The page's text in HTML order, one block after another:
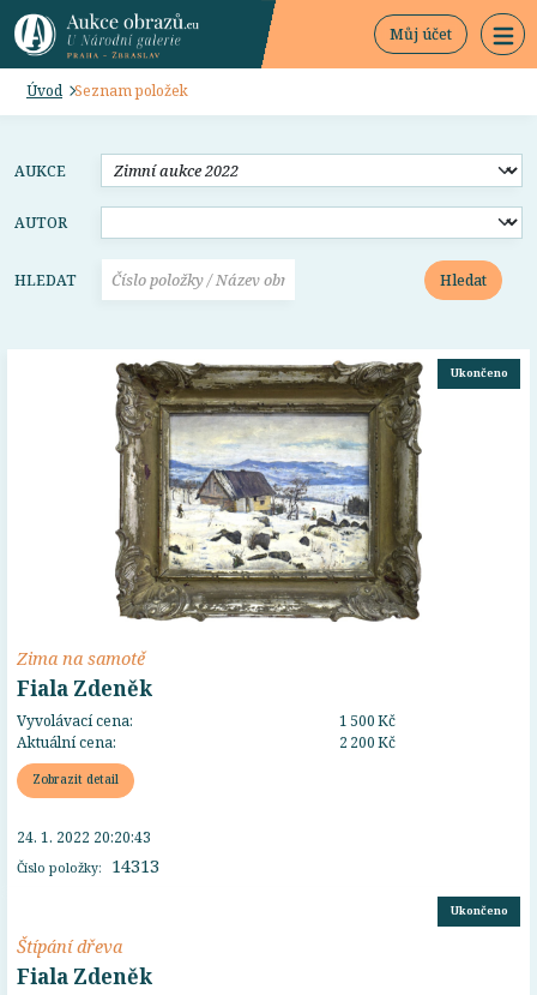
Můj účet
Úvod Seznam položek
AUKCE
AUTOR
HLEDAT Hledat
Ukončeno
Zima na samotě
Fiala Zdeněk
Vyvolávací cena:
1 500 Kč
Aktuální cena:
2 200 Kč
Zobrazit detail
Číslo položky: 14313
24. 1. 2022 20:20:43
Ukončeno
Štípání dřeva
Fiala Zdeněk